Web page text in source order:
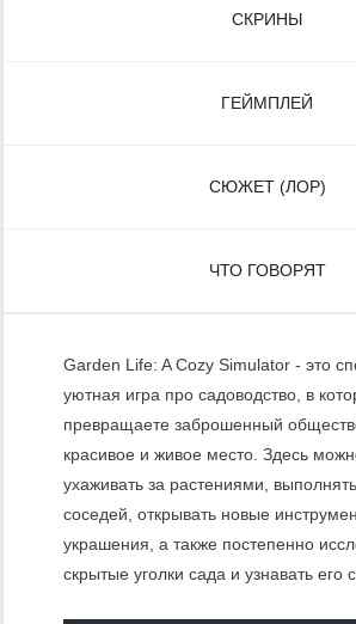
СКРИНЫ
ГЕЙМПЛЕЙ
СЮЖЕТ (ЛОР)
ЧТО ГОВОРЯТ
Garden Life: A Cozy Simulator - это
уютная игра про садоводство, в
превращаете заброшенный
красивое и живое место. Здесь
ухаживать за растениями,
соседей, открывать новые
украшения, а также постепенно
скрытые уголки сада и узнавать его